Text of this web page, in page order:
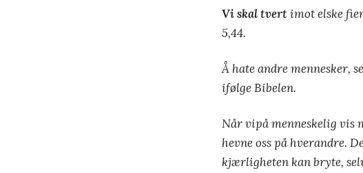
Vi skal tvert imot elske
5,44.
Å hate andre mennesker,
ifølge Bibelen.
Når vipå menneskelig vis
hevne oss på hverandre.
kjærligheten kan bryte,